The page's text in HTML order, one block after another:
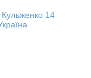
14